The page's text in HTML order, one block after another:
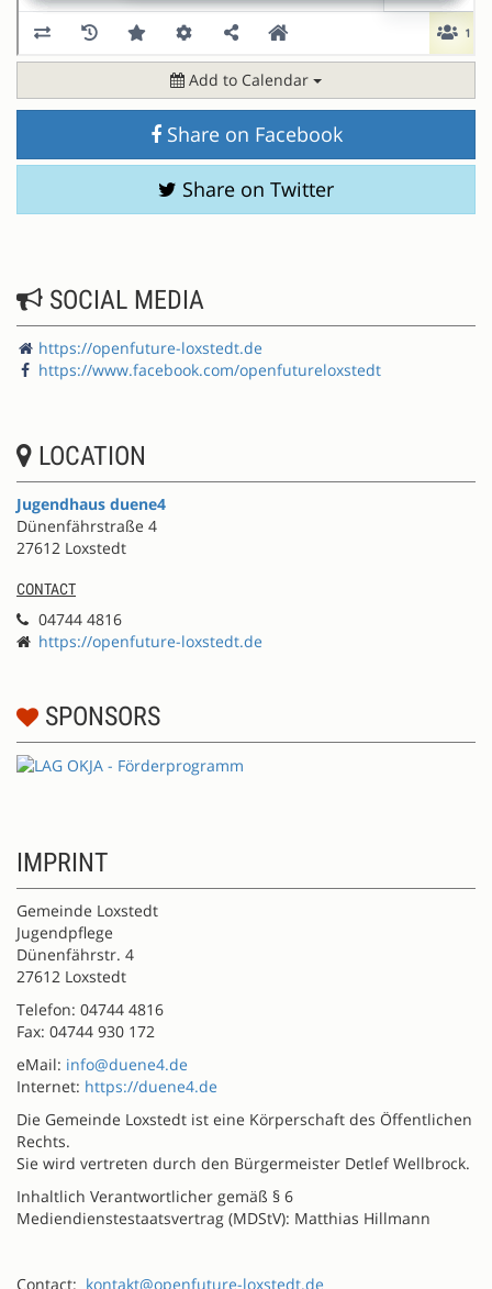
Add to Calendar
Share on Facebook
Share on Twitter
SOCIAL MEDIA
https://openfuture-loxstedt.de
https://www.facebook.com/openfutureloxstedt
LOCATION
Jugendhaus duene4
Dünenfährstraße 4
27612 Loxstedt
CONTACT
04744 4816
https://openfuture-loxstedt.de
SPONSORS
IMPRINT
Gemeinde Loxstedt
Jugendpflege
Dünenfährstr. 4
27612 Loxstedt
Telefon: 04744 4816
Fax: 04744 930 172
eMail: info@duene4.de
Internet: https://duene4.de
Die Gemeinde Loxstedt ist eine Körperschaft des Öffentlichen
Rechts.
Sie wird vertreten durch den Bürgermeister Detlef Wellbrock.
Inhaltlich Verantwortlicher gemäß § 6
Mediendienstestaatsvertrag (MDStV): Matthias Hillmann
Contact: kontakt@openfuture-loxstedt.de